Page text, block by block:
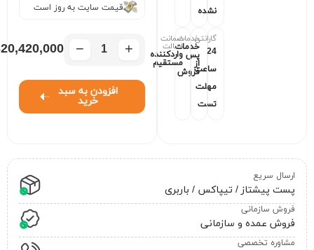
نشده
گارانتی
24
ساعت
مهلت
تست
خدمات
خدمات
پس
از
فروش
ضمانت
اصالت
واردکننده
مستقیم
قیمت سایت به روز است
+
−
20,420,000
افزودن به سبد
خرید
ارسال سریع
پست پیشتاز / تیپاکس / باربری
فروش سازمانی
فروش عمده و سازمانی
مشاوره تخصصی